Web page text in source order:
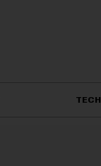
TECH